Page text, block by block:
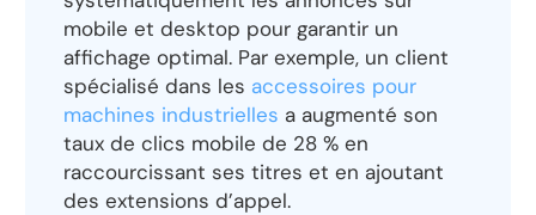
mobile et desktop pour garantir un
affichage optimal. Par exemple, un client
spécialisé dans les accessoires pour
machines industrielles a augmenté son
taux de clics mobile de 28 % en
raccourcissant ses titres et en ajoutant
des extensions d’appel.